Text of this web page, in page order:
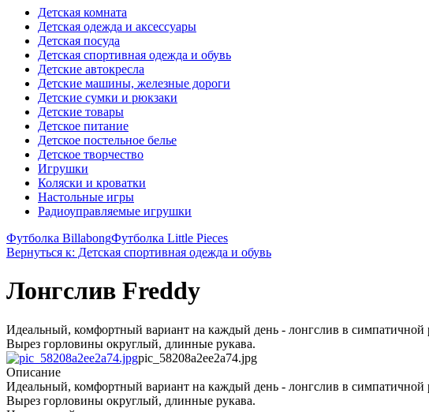
Детская комната
Детская одежда и аксессуары
Детская посуда
Детская спортивная одежда и обувь
Детские автокресла
Детские машины, железные дороги
Детские сумки и рюкзаки
Детские товары
Детское питание
Детское постельное белье
Детское творчество
Игрушки
Коляски и кроватки
Настольные игры
Радиоуправляемые игрушки
Футболка BillabongФутболка Little Pieces
Вернуться к: Детская спортивная одежда и обувь
Лонгслив Freddy
Идеальный, комфортный вариант на каждый день - лонгслив в симпатичной
Вырез горловины округлый, длинные рукава.
pic_58208a2ee2a74.jpg
Описание
Идеальный, комфортный вариант на каждый день - лонгслив в симпатичной
Вырез горловины округлый, длинные рукава.